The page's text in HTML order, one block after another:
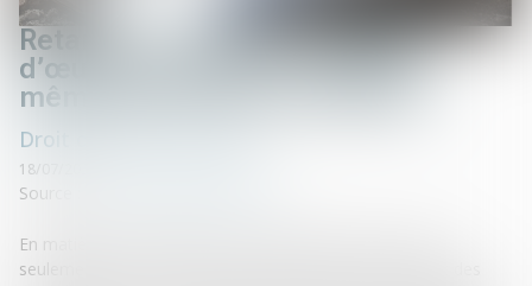
Retards de chantier : le maître
d’œuvre peut être condamné…
même par un tiers au contrat
Droit de la construction
18/07/2025
Source :
En matière de construction, le maître d’œuvre n’est pas
seulement tenu vis-à-vis de son client. Lorsqu’il commet des